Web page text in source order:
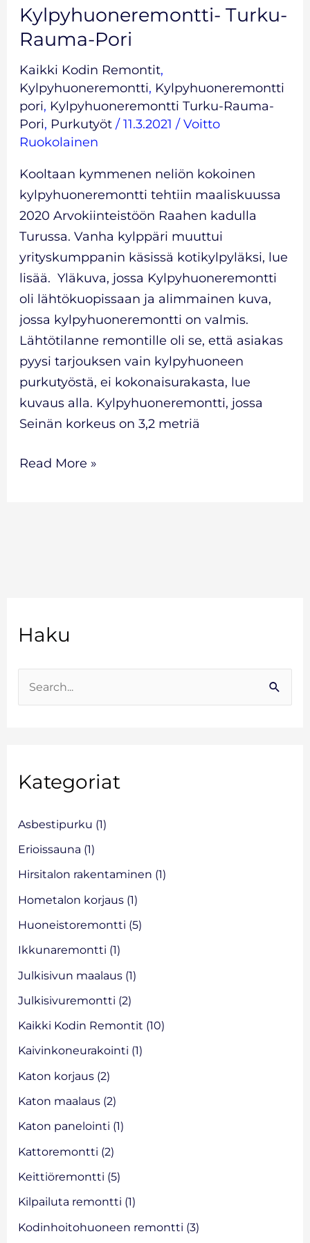
Haku
c
f
o
r
Kategoriat
Asbestipurku (1)
Erioissauna (1)
Hirsitalon rakentaminen (1)
Hometalon korjaus (1)
Huoneistoremontti (5)
Ikkunaremontti (1)
Julkisivun maalaus (1)
Julkisivuremontti (2)
Kaikki Kodin Remontit (10)
Kaivinkoneurakointi (1)
Katon korjaus (2)
Katon maalaus (2)
Katon panelointi (1)
Kattoremontti (2)
Keittiöremontti (5)
Kilpailuta remontti (1)
Kodinhoitohuoneen remontti (3)
r
Kylpyhuoneremontti- Turku-
Rauma-Pori
Kaikki Kodin Remontit,
Kylpyhuoneremontti, Kylpyhuoneremontti
pori, Kylpyhuoneremontti Turku-Rauma-
Pori, Purkutyöt/ 11.3.2021 / Voitto
Ruokolainen
Kooltaan kymmenen neliön kokoinen
kylpyhuoneremontti tehtiin maaliskuussa
2020 Arvokiinteistöön Raahen kadulla
Turussa. Vanha kylppäri muuttui
yrityskumppanin käsissä kotikylpyläksi, lue
lisää. Yläkuva, jossa Kylpyhuoneremontti
oli lähtökuopissaan ja alimmainen kuva,
jossa kylpyhuoneremontti on valmis.
Lähtötilanne remontille oli se, että asiakas
pyysi tarjouksen vain kylpyhuoneen
purkutyöstä, ei kokonaisurakasta, lue
kuvaus alla. Kylpyhuoneremontti, jossa
Seinän korkeus on 3,2 metriä
Read More »